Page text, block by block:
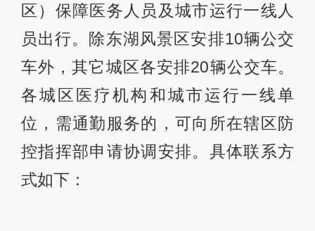
区）保障医务人员及城市运行一线人
员出行。除东湖风景区安排10辆公交
车外，其它城区各安排20辆公交车。
各城区医疗机构和城市运行一线单
位，需通勤服务的，可向所在辖区防
控指挥部申请协调安排。具体联系方
式如下：